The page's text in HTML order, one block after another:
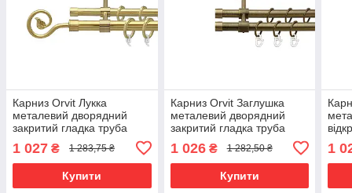
Карниз Orvit Лукка
металевий дворядний
закритий гладка труба
кільце фасонне металеве
Золото 19\16 мм 160 см
(00-00009354)
1 027 ₴ 1 283,75 ₴
Купити
Карниз Orvit Заглушка
металевий дворядний
закритий гладка труба
16\16 мм 300 см
(7329402)
1 026₴ 1 282,50 ₴
Купити
1